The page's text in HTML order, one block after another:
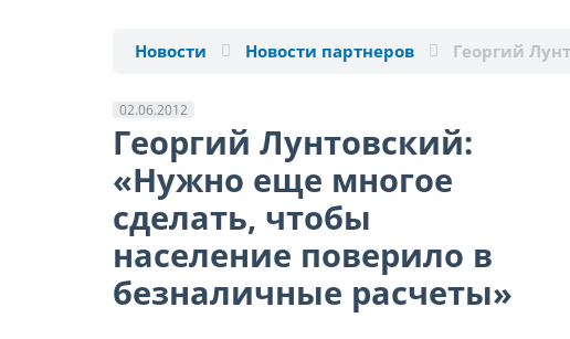
Новости Новости партнеров Георгий
02.06.2012
Георгий Лунтовский:
«Нужно еще многое
сделать, чтобы
население поверило в
безналичные расчеты»